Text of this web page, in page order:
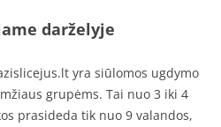
darželyje
yra siūlomos ugdymo
grupėms. Tai nuo 3 iki 4
prasideda tik nuo 9 valandos,